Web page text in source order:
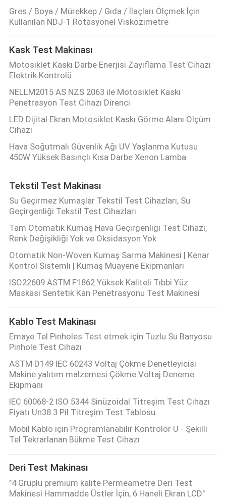
Gres / Boya / Mürekkep / Gıda / İlaçları Ölçmek İçin
Kullanılan NDJ-1 Rotasyonel Viskozimetre
Kask Test Makinası
Motosiklet Kaskı Darbe Enerjisi Zayıflama Test Cihazı
Elektrik Kontrolü
NELLM2015 AS NZS 2063 ile Motosiklet Kaskı
Penetrasyon Test Cihazı Direnci
LED Dijital Ekran Motosiklet Kaskı Görme Alanı Ölçüm
Cihazı
Hava Soğutmalı Güvenlik Ağı UV Yaşlanma Kutusu
450W Yüksek Basınçlı Kısa Darbe Xenon Lamba
Tekstil Test Makinası
Su Geçirmez Kumaşlar Tekstil Test Cihazları, Su
Geçirgenliği Tekstil Test Cihazları
Tam Otomatik Kumaş Hava Geçirgenliği Test Cihazı,
Renk Değişikliği Yok ve Oksidasyon Yok
Otomatik Non-Woven Kumaş Sarma Makinesi | Kenar
Kontrol Sistemli | Kumaş Muayene Ekipmanları
ISO22609 ASTM F1862 Yüksek Kaliteli Tıbbi Yüz
Maskası Sentetik Kan Penetrasyonu Test Makinesi
Kablo Test Makinası
Emaye Tel Pinholes Test etmek için Tuzlu Su Banyosu
Pinhole Test Cihazı
ASTM D149 IEC 60243 Voltaj Çökme Denetleyicisi
Makine yalıtım malzemesi Çökme Voltaj Deneme
Ekipmanı
IEC 60068-2 ISO 5344 Sinüzoidal Titreşim Test Cihazı
Fiyatı Un38.3 Pil Titreşim Test Tablosu
Mobil Kablo için Programlanabilir Kontrolör U - Şekilli
Tel Tekrarlanan Bükme Test Cihazı
Deri Test Makinası
"4 Gruplu premium kalite Permeametre Deri Test
Makinesi Hammadde Üstler İçin, 6 Haneli Ekran LCD"